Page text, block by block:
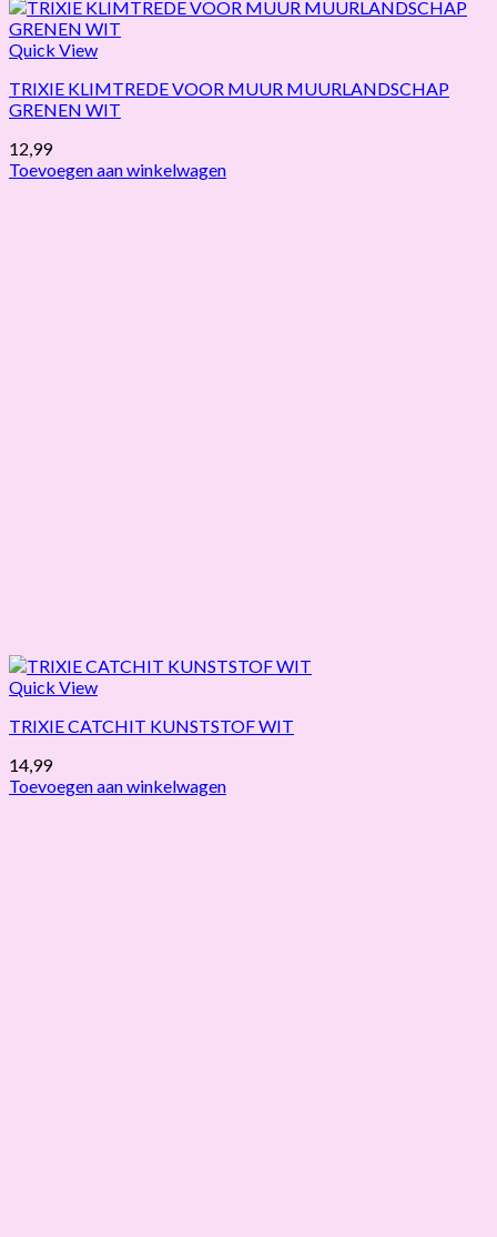
Quick View
TRIXIE KLIMTREDE VOOR MUUR MUURLANDSCHAP
GRENEN WIT
12,99
Toevoegen aan winkelwagen
Quick View
TRIXIE CATCHIT KUNSTSTOF WIT
14,99
Toevoegen aan winkelwagen